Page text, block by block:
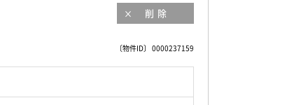
削除
〔物件ID〕 0000237159